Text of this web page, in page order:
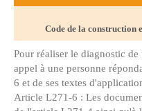
Code de la construction
Pour réaliser le diagnostic
appel à une personne
6 et de ses textes
Article L271-6 : Les